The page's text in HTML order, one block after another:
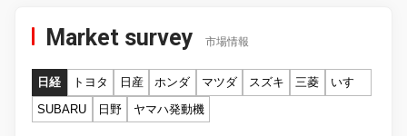
Market survey 市場情報
日経 トヨタ 日産 ホンダ マツダ スズキ 三菱
いすゞ
SUBARU
日野 ヤマハ発動機